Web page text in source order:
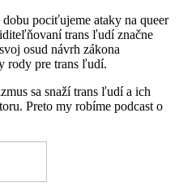
pociťujeme ataky na queer
trans ľudí značne
osud návrh zákona
rody pre trans ľudí.
sa snaží trans ľudí a ich
Preto my robíme podcast o